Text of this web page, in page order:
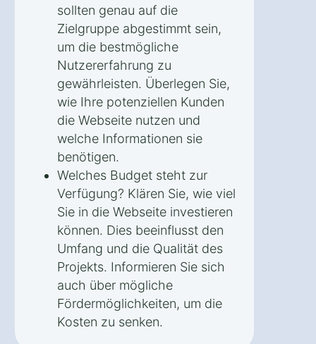
sollten genau auf die
Zielgruppe abgestimmt sein,
um die bestmögliche
Nutzererfahrung zu
gewährleisten. Überlegen Sie,
wie Ihre potenziellen Kunden
die Webseite nutzen und
welche Informationen sie
benötigen.
Welches Budget steht zur
Verfügung? Klären Sie, wie viel
Sie in die Webseite investieren
können. Dies beeinflusst den
Umfang und die Qualität des
Projekts. Informieren Sie sich
auch über mögliche
Fördermöglichkeiten, um die
Kosten zu senken.